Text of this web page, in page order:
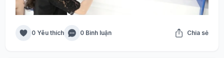
0 Yêu thích 0 Bình luận Chia sẻ